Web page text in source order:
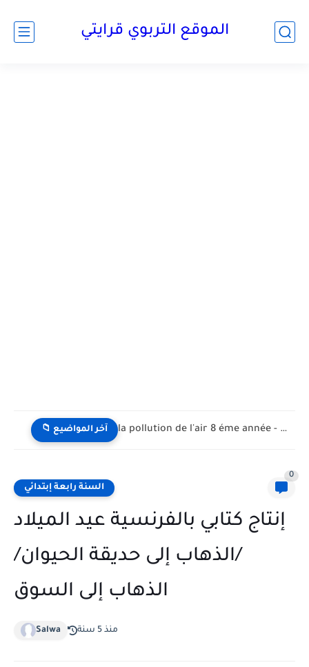
الموقع التربوي قرايتي
📁 آخر المواضيع la pollution de l'air 8 éme année - تلوث الهواء...
السنة رابعة إبتدائي
0
إنتاج كتابي بالفرنسية عيد الميلاد
/الذهاب إلى حديقة الحيوان/
الذهاب إلى السوق
Salwa منذ 5 سنة